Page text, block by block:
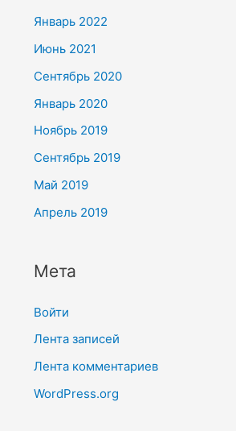
Январь 2022
Июнь 2021
Сентябрь 2020
Январь 2020
Ноябрь 2019
Сентябрь 2019
Май 2019
Апрель 2019
Мета
Войти
Лента записей
Лента комментариев
WordPress.org